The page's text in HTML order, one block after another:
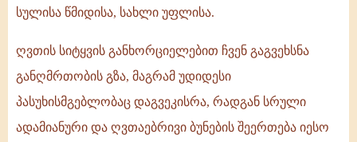
სულისა წმიდისა, სახლი უფლისა.
ღვთის სიტყვის განხორციელებით ჩვენ გაგვეხსნა
განღმრთობის გზა, მაგრამ უდიდესი
პასუხისმგებლობაც დაგვეკისრა, რადგან სრული
ადამიანური და ღვთაებრივი ბუნების შეერთება იესო